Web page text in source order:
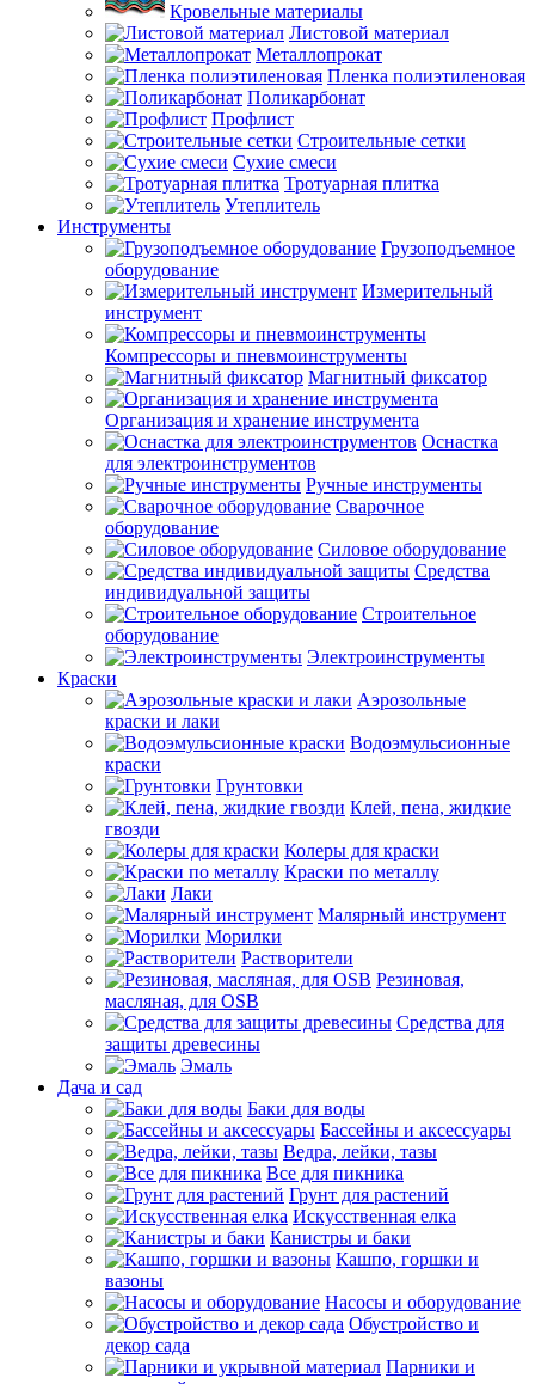
Кровельные материалы
Листовой материал
Металлопрокат
Пленка полиэтиленовая
Поликарбонат
Профлист
Строительные сетки
Сухие смеси
Тротуарная плитка
Утеплитель
Инструменты
Грузоподъемное
оборудование
Измерительный
инструмент
Компрессоры и пневмоинструменты
Магнитный фиксатор
Организация и хранение инструмента
Оснастка
для электроинструментов
Ручные инструменты
Сварочное
оборудование
Силовое оборудование
Средства
индивидуальной защиты
Строительное
оборудование
Электроинструменты
Краски
Аэрозольные
краски и лаки
Водоэмульсионные
краски
Грунтовки
Клей, пена, жидкие
гвозди
Колеры для краски
Краски по металлу
Лаки
Малярный инструмент
Морилки
Растворители
Резиновая,
масляная, для OSB
Средства для
защиты древесины
Эмаль
Дача и сад
Баки для воды
Бассейны и аксессуары
Ведра, лейки, тазы
Все для пикника
Грунт для растений
Искусственная елка
Канистры и баки
Кашпо, горшки и
вазоны
Насосы и оборудование
Обустройство и
декор сада
Парники и